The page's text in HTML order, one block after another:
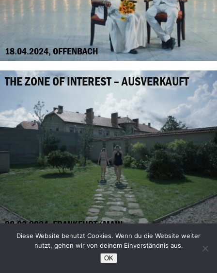
18.04.2024, OFFENBACH
THE ZONE OF INTEREST – AUSVERKAUFT
28.02.2024, FRANKFURT/MAIN
Diese Website benutzt Cookies. Wenn du die Website weiter
nutzt, gehen wir von deinem Einverständnis aus.
OK